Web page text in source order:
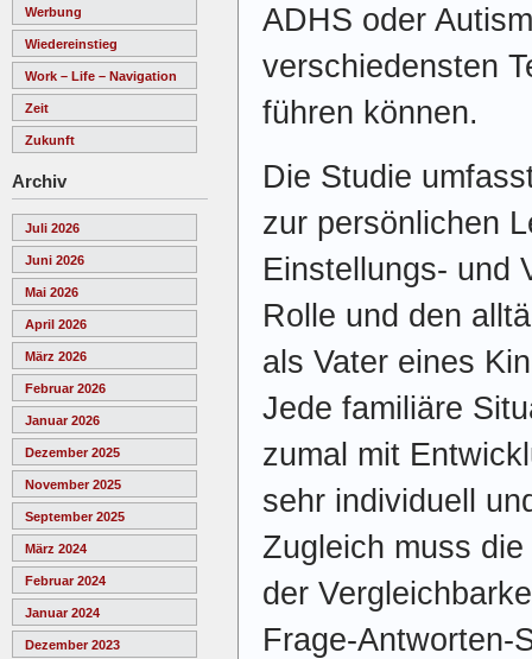
Werbung
Wiedereinstieg
Work – Life – Navigation
Zeit
Zukunft
Archiv
Juli 2026
Juni 2026
Mai 2026
April 2026
März 2026
Februar 2026
Januar 2026
Dezember 2025
November 2025
September 2025
März 2024
Februar 2024
Januar 2024
Dezember 2023
ADHS oder
verschiedensten
führen können.
Die Studie
zur persönlichen
Einstellungs- und
Rolle und den
als Vater eines
Jede familiäre
zumal mit
sehr individuell
Zugleich muss
der
Frage-Antworten-